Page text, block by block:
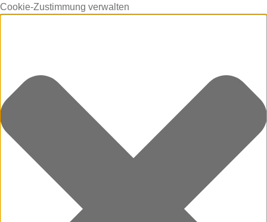
Cookie-Zustimmung verwalten